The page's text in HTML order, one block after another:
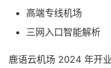
高端专线机场
三网入口智能解析
鹿语云机场 2024 年开